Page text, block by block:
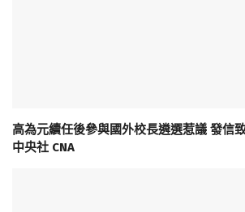
高為元續任後參與國外校長遴選惹議 發信
中央社 CNA